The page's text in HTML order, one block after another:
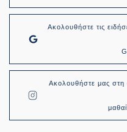
Ακολουθήστε τις
Ακολουθήστε μας στη